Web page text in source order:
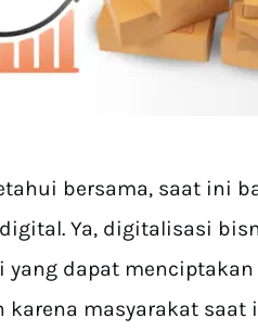
bersama, saat ini
Ya, digitalisasi
dapat
karena masyarakat saat